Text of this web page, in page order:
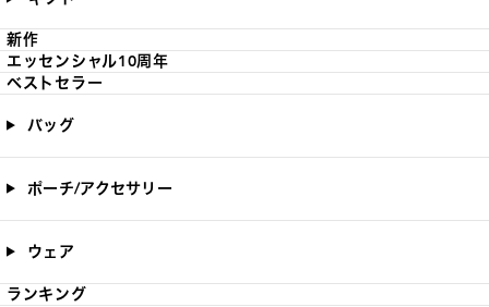
新作
エッセンシャル10周年
ベストセラー
バッグ
ポーチ/アクセサリー
ウェア
ランキング